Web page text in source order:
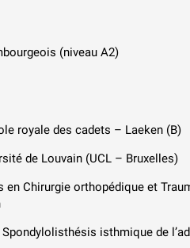
(niveau A2)
royale des cadets – Laeken (B)
de Louvain (UCL – Bruxelles)
en Chirurgie orthopédique et
isthmique de